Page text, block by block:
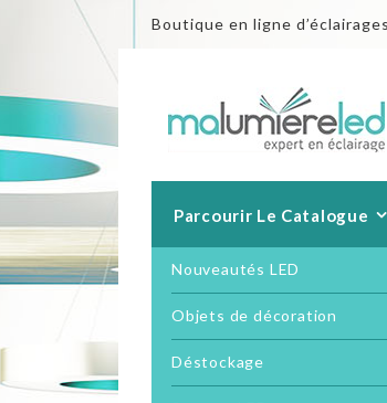
Boutique en ligne
Parcourir Le Catalogue
Nouveautés LED
Objets de décoration
Déstockage